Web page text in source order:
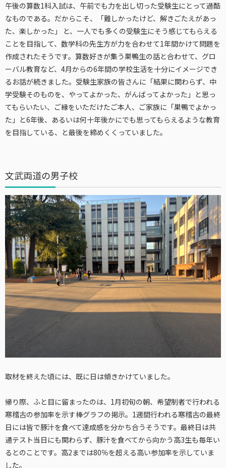
午後の算数1科入試は、午前でも力を出し切った受験生にとって過酷
なものである。だからこそ、「難しかったけど、解きごたえがあっ
た、楽しかった」 と、一人でも多くの受験生にそう感じてもらえる
ことを目指して、数学科の先生方が力を合わせて1年間かけて問題を
作成されたそうです。算数好きが集う巣鴨生の話と合わせて、グロ
ーバル教育など、4月からの6年間の学校生活を十分にイメージでき
るお話が続きました。受験生家族の皆さんに「結果に関わらず、中
学受験そのものを、やってよかった、がんばってよかった」と思っ
てもらいたい、ご縁をいただけたご本人、ご家族に「巣鴨でよかっ
た」と6年後、あるいは何十年後かにでも思ってもらえるような教育
を目指している、と最後を締めくくっていました。
文武両道の男子校
取材を終えた頃には、既に日は傾きかけていました。
帰り際、ふと目に留まったのは、1月初旬の朝、希望制者で行われる
寒稽古の参加率を示す棒グラフの掲示。1週間行われる寒稽古の最終
日には皆で豚汁を食べて達成感を分かち合うそうです。最終日は共
通テスト当日にも関わらず、豚汁を食べてから向かう高3生も毎年い
るとのことです。高2までは80％を超える高い参加率を示していま
した。